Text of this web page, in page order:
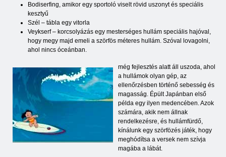
Bodiserfing, amikor egy sportoló viselt rövid uszonyt és speciális
kesztyű
Szél – tábla egy vitorla
Veykserf – korcsolyázás egy mesterséges hullám speciális hajóval,
hogy megy majd emeli a szörfös méteres hullám. Szóval lovagolni,
ahol nincs óceánban.
még fejlesztés alatt áll uszoda, ahol
a hullámok olyan gép, az
ellenőrzésben történő sebesség és
magasság. Épült Japánban első
példa egy ilyen medencében. Azok
számára, akik nem állnak
rendelkezésre, és hullámfürdő,
kínálunk egy szörfözés játék, hogy
meghódítsa a versek nem szívja
magába a lábát.